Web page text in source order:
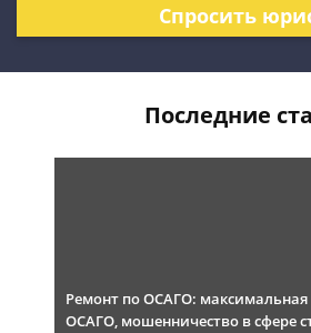
Спросить
Последние
Ремонт по ОСАГО:
ОСАГО, мошенничество в сфере